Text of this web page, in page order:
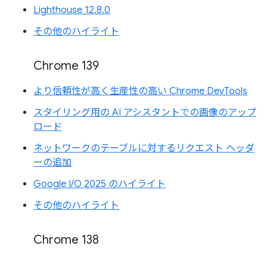
Lighthouse 12.8.0
その他のハイライト
Chrome 139
より信頼性が高く生産性の高い Chrome DevTools
スタイリング用の AI アシスタントでの画像のアップ
ロード
ネットワークのテーブルに対するリクエスト ヘッダ
ーの追加
Google I/O 2025 のハイライト
その他のハイライト
Chrome 138